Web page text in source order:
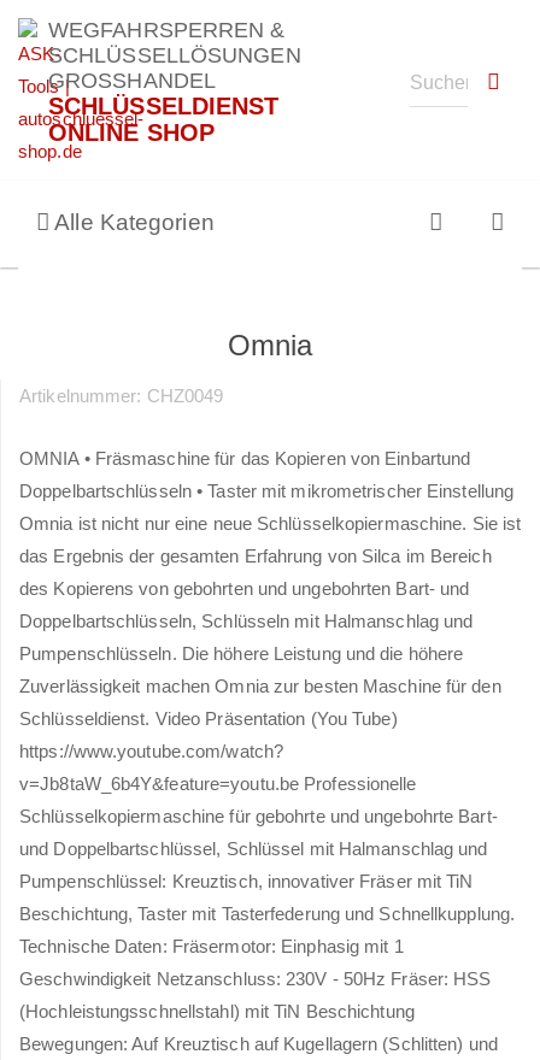
WEGFAHRSPERREN &
SCHLÜSSELLÖSUNGEN
GROSSHANDEL
SCHLÜSSELDIENST
ONLINE SHOP
Alle Kategorien
Omnia
Artikelnummer: CHZ0049
OMNIA • Fräsmaschine für das Kopieren von Einbartund
Doppelbartschlüsseln • Taster mit mikrometrischer Einstellung
Omnia ist nicht nur eine neue Schlüsselkopiermaschine. Sie ist
das Ergebnis der gesamten Erfahrung von Silca im Bereich
des Kopierens von gebohrten und ungebohrten Bart- und
Doppelbartschlüsseln, Schlüsseln mit Halmanschlag und
Pumpenschlüsseln. Die höhere Leistung und die höhere
Zuverlässigkeit machen Omnia zur besten Maschine für den
Schlüsseldienst. Video Präsentation (You Tube)
https://www.youtube.com/watch?
v=Jb8taW_6b4Y&feature=youtu.be Professionelle
Schlüsselkopiermaschine für gebohrte und ungebohrte Bart-
und Doppelbartschlüssel, Schlüssel mit Halmanschlag und
Pumpenschlüssel: Kreuztisch, innovativer Fräser mit TiN
Beschichtung, Taster mit Tasterfederung und Schnellkupplung.
Technische Daten: Fräsermotor: Einphasig mit 1
Geschwindigkeit Netzanschluss: 230V - 50Hz Fräser: HSS
(Hochleistungsschnellstahl) mit TiN Beschichtung
Bewegungen: Auf Kreuztisch auf Kugellagern (Schlitten) und